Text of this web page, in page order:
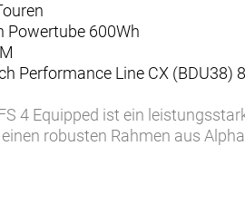
Powertube 600Wh
Performance Line CX (BDU38)
4 Equipped ist ein
einen robusten Rahmen aus
MIK-kompatiblem Gepäckträger